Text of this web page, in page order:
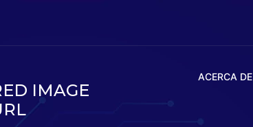
IMAGE
ACERCA DE